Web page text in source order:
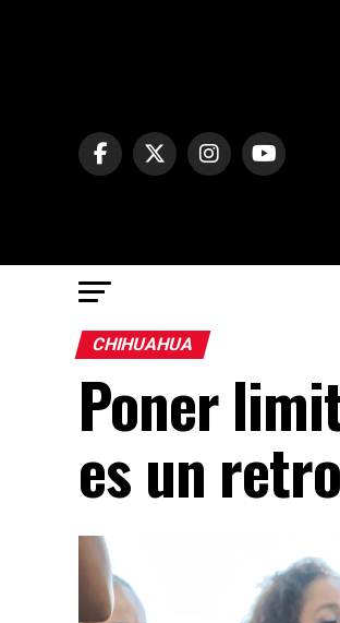
CHIHUAHUA
Poner
es un